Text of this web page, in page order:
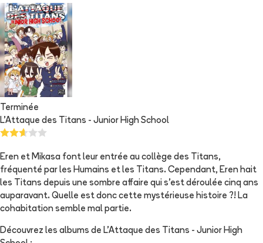
Terminée
L'Attaque des Titans - Junior High School
Eren et Mikasa font leur entrée au collège des Titans,
fréquenté par les Humains et les Titans. Cependant, Eren hait
les Titans depuis une sombre affaire qui s'est déroulée cinq ans
auparavant. Quelle est donc cette mystérieuse histoire ?! La
cohabitation semble mal partie.
Découvrez les albums de L'Attaque des Titans - Junior High